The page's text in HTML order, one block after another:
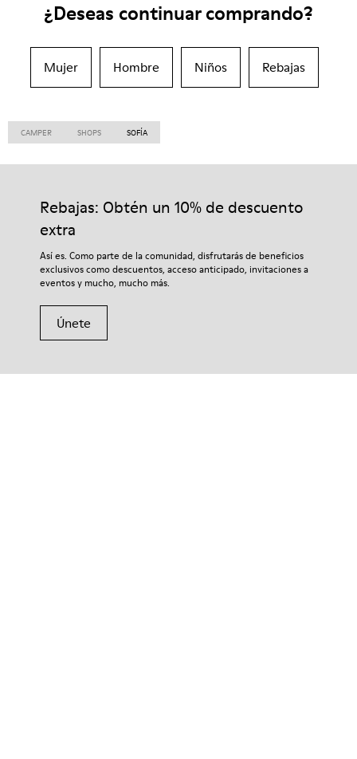
¿Deseas continuar comprando?
Mujer Hombre Niños Rebajas
CAMPER SHOPS SOFÍA
Rebajas: Obtén un 10% de descuento
extra
Así es. Como parte de la comunidad, disfrutarás de beneficios
exclusivos como descuentos, acceso anticipado, invitaciones a
eventos y mucho, mucho más.
Únete